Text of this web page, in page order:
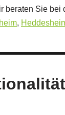
beraten Sie
,